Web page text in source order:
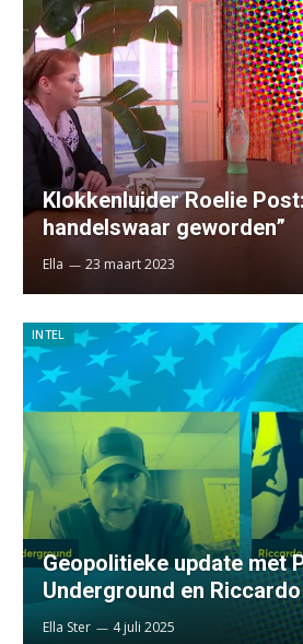
Klokkenluider Roelie
handelswaar geworden”
Ella 23 maart 2023
INTEL
Geopolitieke update met
Underground en
Ella Ster 4 juli 2025